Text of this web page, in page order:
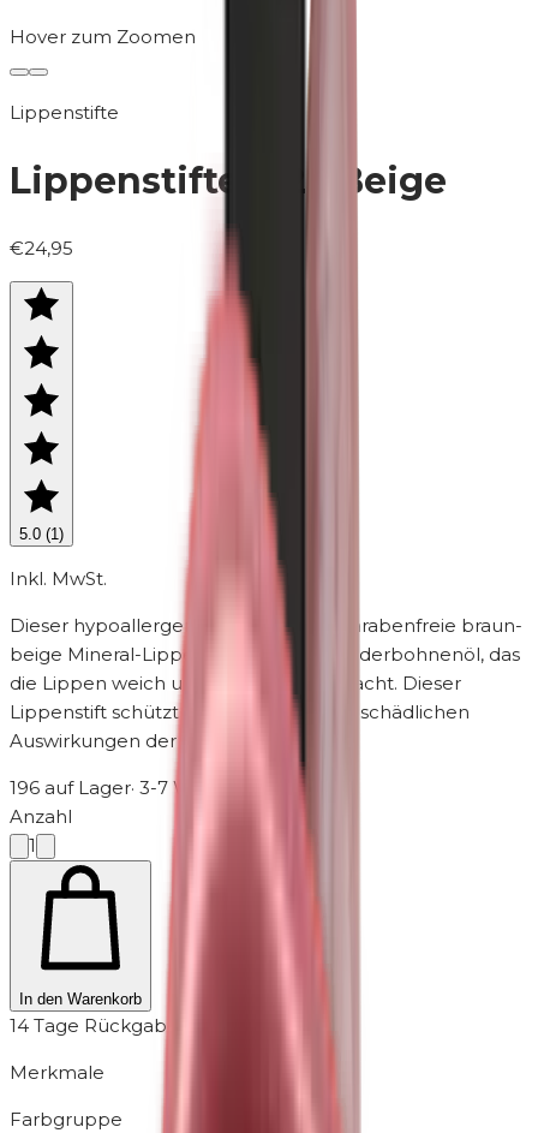
Hover zum Zoomen
Lippenstifte
Lippenstifte | 125 Beige
€24,95
5.0 (1)
Inkl. MwSt.
Dieser hypoallergene
, parfüm- und parabenfreie braun-
beige Mineral-Lippenstift enthält Wunderbohnenöl, das
die Lippen weich und geschmeidig macht. Dieser
Lippenstift schützt die Lippen vor den schädlichen
Auswirkungen der UV-Strahlen.
196 auf Lager· 3-7 Werktage
Anzahl
1
In den Warenkorb
14 Tage Rückgabe
Merkmale
Farbgruppe